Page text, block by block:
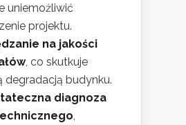
uniemożliwić
projektu.
na jakości
, co skutkuje
degradacją budynku.
diagnoza